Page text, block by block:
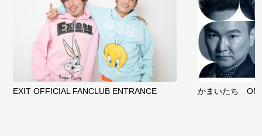
EXIT OFFICIAL FANCLUB ENTRANCE かまいたち